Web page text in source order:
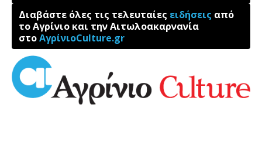
Διαβάστε όλες τις τελευταίες ειδήσεις από
το Αγρίνιο και την Αιτωλοακαρνανία
στοΑγρίνιοCulture.gr